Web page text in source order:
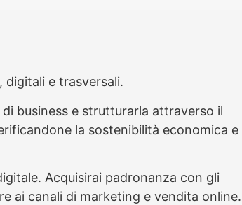
e trasversali.
business e strutturarla attraverso il
la sostenibilità economica e
Acquisirai padronanza con gli
ai canali di marketing e vendita online.